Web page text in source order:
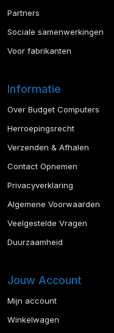
Partners
Sociale samenwerkingen
Voor fabrikanten
Informatie
Over Budget Computers
Herroepingsrecht
Verzenden & Afhalen
Contact Opnemen
Privacyverklaring
Algemene Voorwaarden
Veelgestelde Vragen
Duurzaamheid
Jouw Account
Mijn account
Winkelwagen